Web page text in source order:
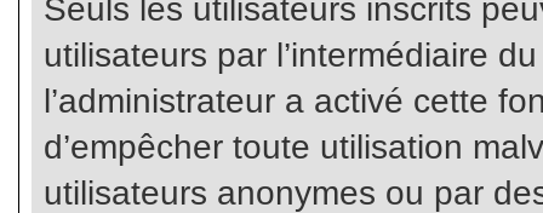
Seuls les utilisateurs inscrits
utilisateurs par l’intermédiaire
l’administrateur a activé cette
d’empêcher toute utilisation
utilisateurs anonymes ou par